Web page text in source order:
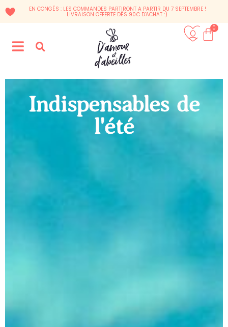
EN CONGÉS : LES COMMANDES PARTIRONT A PARTIR DU 7 SEPTEMBRE !
LIVRAISON OFFERTE DÈS 90€ D'ACHAT :)
0
Indispensables de
l'été